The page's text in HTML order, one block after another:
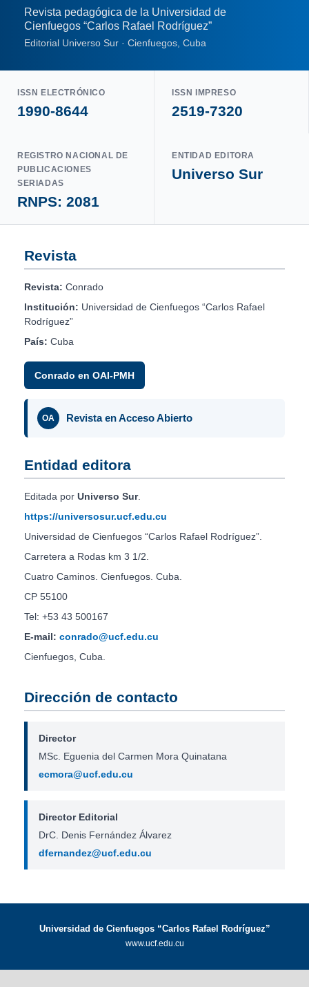
Revista pedagógica de la Universidad de
Cienfuegos “Carlos Rafael Rodríguez”
Editorial Universo Sur · Cienfuegos, Cuba
ISSN ELECTRÓNICO
1990-8644
ISSN IMPRESO
2519-7320
REGISTRO NACIONAL DE
PUBLICACIONES
SERIADAS
RNPS: 2081
ENTIDAD EDITORA
Universo Sur
Revista
Revista: Conrado
Institución: Universidad de Cienfuegos “Carlos Rafael
Rodríguez”
País: Cuba
Conrado en OAI-PMH
OA Revista en Acceso Abierto
Entidad editora
Editada por Universo Sur.
https://universosur.ucf.edu.cu
Universidad de Cienfuegos “Carlos Rafael Rodríguez”.
Carretera a Rodas km 3 1/2.
Cuatro Caminos. Cienfuegos. Cuba.
CP 55100
Tel: +53 43 500167
E-mail: conrado@ucf.edu.cu
Cienfuegos, Cuba.
Dirección de contacto
Director
MSc. Eguenia del Carmen Mora Quinatana
ecmora@ucf.edu.cu
Director Editorial
DrC. Denis Fernández Álvarez
dfernandez@ucf.edu.cu
Universidad de Cienfuegos “Carlos Rafael Rodríguez”
www.ucf.edu.cu